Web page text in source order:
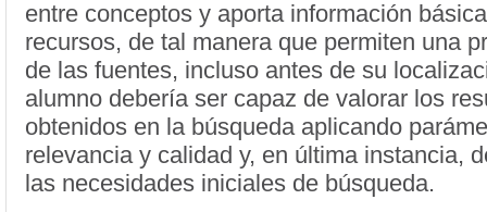
entre conceptos y aporta información
recursos, de tal manera que permiten una
de las fuentes, incluso antes de su
alumno debería ser capaz de valorar los
obtenidos en la búsqueda aplicando
relevancia y calidad y, en última instancia,
las necesidades iniciales de búsqueda.